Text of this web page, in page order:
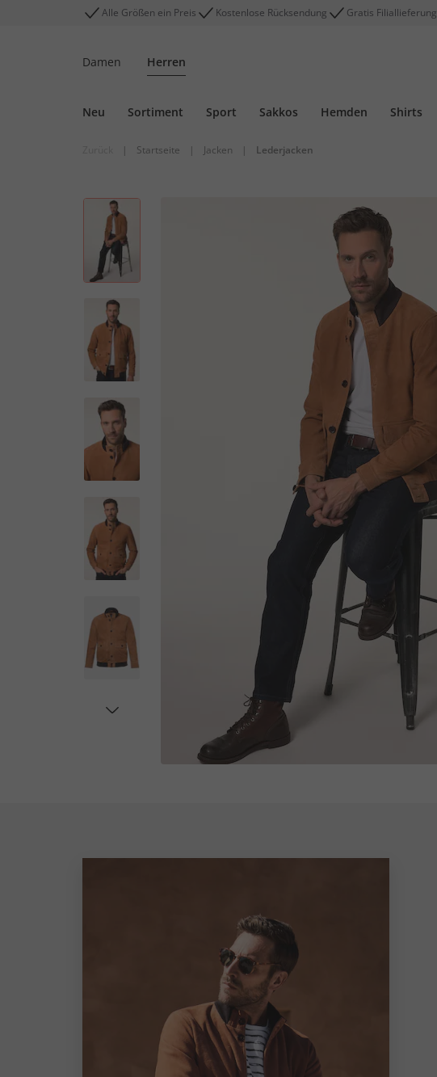
Alle Größen ein Preis Kostenlose Rücksendung Gratis Filiallieferung
Damen Herren
Neu Sortiment Sport Sakkos Hemden Shirts
| Startseite | Jacken | Lederjacken